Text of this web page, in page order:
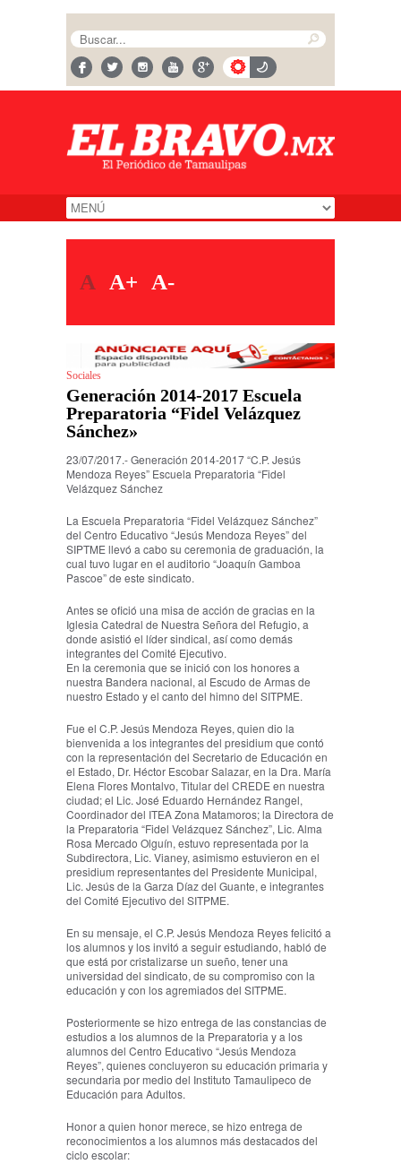
A A+ A-
Sociales
Generación 2014-2017 Escuela
Preparatoria “Fidel Velázquez
Sánchez»
23/07/2017.- Generación 2014-2017 “C.P. Jesús
Mendoza Reyes” Escuela Preparatoria “Fidel
Velázquez Sánchez
La Escuela Preparatoria “Fidel Velázquez Sánchez”
del Centro Educativo “Jesús Mendoza Reyes” del
SIPTME llevó a cabo su ceremonia de graduación, la
cual tuvo lugar en el auditorio “Joaquín Gamboa
Pascoe” de este sindicato.
Antes se ofició una misa de acción de gracias en la
Iglesia Catedral de Nuestra Señora del Refugio, a
donde asistió el líder sindical, así como demás
integrantes del Comité Ejecutivo.
En la ceremonia que se inició con los honores a
nuestra Bandera nacional, al Escudo de Armas de
nuestro Estado y el canto del himno del SITPME.
Fue el C.P. Jesús Mendoza Reyes, quien dio la
bienvenida a los integrantes del presidium que contó
con la representación del Secretario de Educación en
el Estado, Dr. Héctor Escobar Salazar, en la Dra. María
Elena Flores Montalvo, Titular del CREDE en nuestra
ciudad; el Lic. José Eduardo Hernández Rangel,
Coordinador del ITEA Zona Matamoros; la Directora de
la Preparatoria “Fidel Velázquez Sánchez”, Lic. Alma
Rosa Mercado Olguín, estuvo representada por la
Subdirectora, Lic. Vianey, asimismo estuvieron en el
presidium representantes del Presidente Municipal,
Lic. Jesús de la Garza Díaz del Guante, e integrantes
del Comité Ejecutivo del SITPME.
En su mensaje, el C.P. Jesús Mendoza Reyes felicitó a
los alumnos y los invitó a seguir estudiando, habló de
que está por cristalizarse un sueño, tener una
universidad del sindicato, de su compromiso con la
educación y con los agremiados del SITPME.
Posteriormente se hizo entrega de las constancias de
estudios a los alumnos de la Preparatoria y a los
alumnos del Centro Educativo “Jesús Mendoza
Reyes”, quienes concluyeron su educación primaria y
secundaria por medio del Instituto Tamaulipeco de
Educación para Adultos.
Honor a quien honor merece, se hizo entrega de
reconocimientos a los alumnos más destacados del
ciclo escolar: